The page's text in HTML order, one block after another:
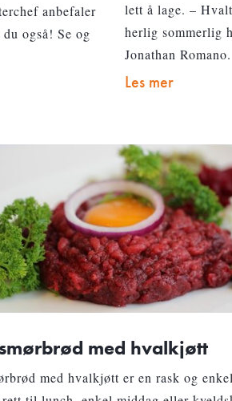
anbefaler
også! Se og
lett å lage. –
herlig sommerlig
Jonathan Romano.
Les mer
med hvalkjøtt
med hvalkjøtt er en rask og enkel